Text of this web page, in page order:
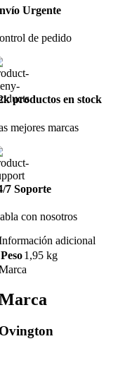
Urgente
de pedido
productos en stock
mejores marcas
7 Soporte
con nosotros
adicional
Peso1,95 kg